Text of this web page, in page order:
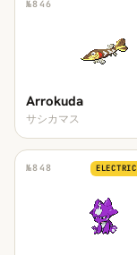
№846
Arrokuda
サシカマス
№848 ELECTRIC